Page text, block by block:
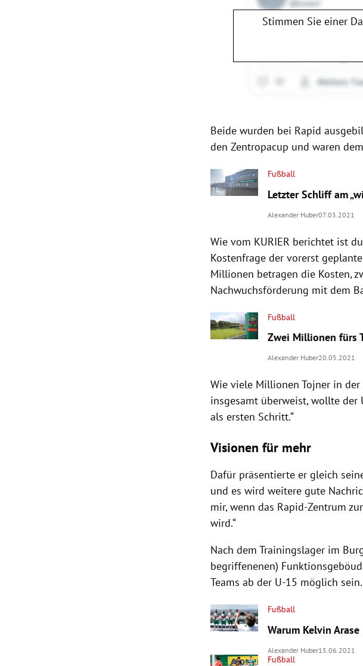
Stimmen Sie einer
Beide wurden bei Rapid
den Zentropacup und waren
Fußball
Letzter Schliff am
Alexander Huber07.03.2021
Wie vom KURIER berichtet ist
Kostenfrage der vorerst
Millionen betragen die Kosten,
Nachwuchsförderung mit dem
Fußball
Zwei Millionen fürs
Alexander Huber20.05.2021
Wie viele Millionen Tojner in der
insgesamt überweist, wollte der
als ersten Schritt.“
Visionen für mehr
Dafür präsentierte er gleich
und es wird weitere gute
mir, wenn das Rapid-Zentrum
wird.“
Nach dem Trainingslager im
begriffenenen)
Teams ab der U-15 möglich sein.
Fußball
Warum Kelvin
Alexander Huber15.06.2021
Fußball